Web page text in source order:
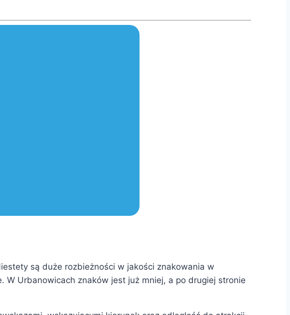
są duże rozbieżności w jakości znakowania w
Urbanowicach znaków jest już mniej, a po drugiej stronie